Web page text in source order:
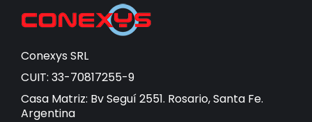
Conexys SRL
CUIT: 33-70817255-9
Casa Matriz: Bv Seguí 2551. Rosario, Santa Fe.
Argentina